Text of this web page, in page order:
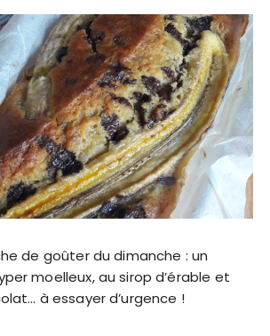
de goûter du dimanche : un
moelleux, au sirop d’érable et
à essayer d’urgence !